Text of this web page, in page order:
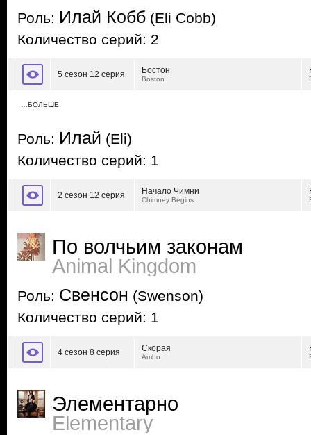
Роль: Илай Кобб (Eli Cobb)
Количество серий: 2
5 сезон 12 серия Бостон
Boston
…БОЛЬШЕ
Роль: Илай (Eli)
Количество серий: 1
2 сезон 12 серия Начало Чимни
Chimney Begins
По волчьим законам
Animal Kingdom
Роль: Свенсон (Swenson)
Количество серий: 1
4 сезон 8 серия Скорая
Ambo
Элементарно
Elementary